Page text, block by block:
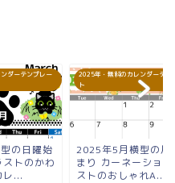
ダーテンプレー
の日曜始
トのかわ
レ...
2025年・無料のカレンダーテン
ト
2025年5月横型の月
まり カーネーショ
ストのおしゃれA...